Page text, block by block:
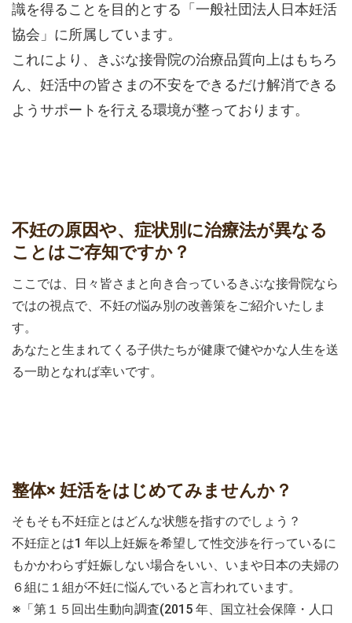
識を得ることを目的とする「一般社団法人日本妊活
協会」に所属しています。
これにより、きぶな接骨院の治療品質向上はもちろ
ん、妊活中の皆さまの不安をできるだけ解消できる
ようサポートを行える環境が整っております。
不妊の原因や、症状別に治療法が異なる
ことはご存知ですか？
ここでは、日々皆さまと向き合っているきぶな接骨院なら
ではの視点で、不妊の悩み別の改善策をご紹介いたしま
す。
あなたと生まれてくる子供たちが健康で健やかな人生を送
る一助となれば幸いです。
整体× 妊活をはじめてみませんか？
そもそも不妊症とはどんな状態を指すのでしょう？
不妊症とは1 年以上妊娠を希望して性交渉を行っているに
もかかわらず妊娠しない場合をいい、いまや日本の夫婦の
６組に１組が不妊に悩んでいると言われています。
※「第１５回出生動向調査(2015 年、国立社会保障・人口